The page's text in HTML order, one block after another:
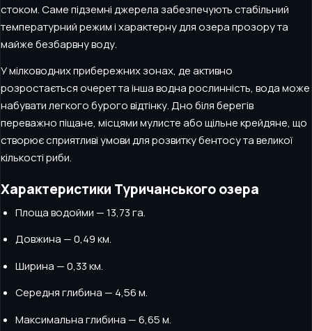
стоком. Саме підземні джерела забезпечують стабільний
температурний режим і характерну для озера прозору та
майже безбарвну воду.
У мілководних прибережних зонах, де активно
розростається очерет та інша водна рослинність, вода може
набувати легкого бурого відтінку. Дно біля берегів
переважно піщане, місцями мулисте або щільне крейдяне, що
створює сприятливі умови для розвитку бентосу та великої
кількості риби.
Характеристики Туричанського озера
Площа водойми — 13,73 га.
Довжина — 0,49 км.
Ширина — 0,33 км.
Середня глибина — 4,56 м.
Максимальна глибина — 6,65 м.